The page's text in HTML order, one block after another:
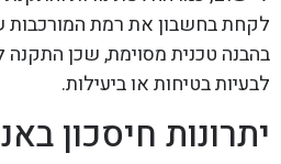
לקחת בחשבון את רמת המורכבות
בהבנה טכנית מסוימת, שכן התקנה
לבעיות בטיחות או ביעילות.
יתרונות חיסכון